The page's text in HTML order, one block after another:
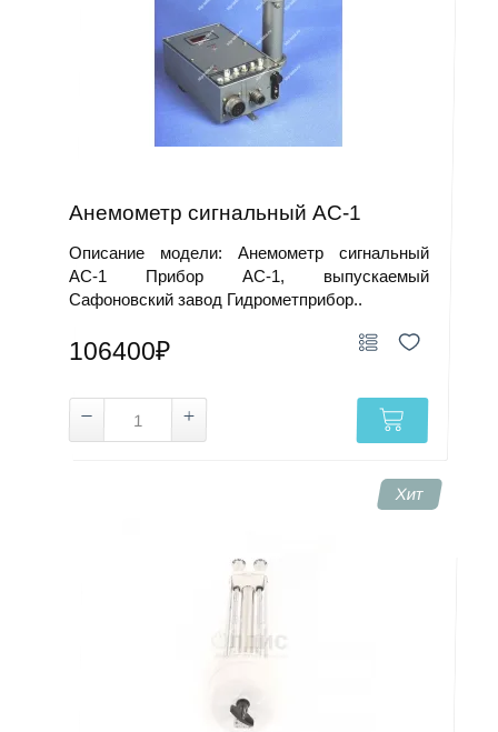
Анемометр сигнальный АС-1
Описание модели: Анемометр сигнальный
АС-1 Прибор АС-1, выпускаемый
Сафоновский завод Гидрометприбор..
106400₽
Хит